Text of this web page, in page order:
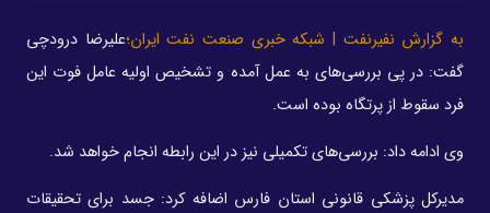
به گزارش نفیرنفت | شبکه خبری صنعت نفت ایران؛علیرضا درودچی
گفت: در پی بررسی‌های به عمل آمده و تشخیص اولیه عامل فوت این
فرد سقوط از پرتگاه بوده است.
وی ادامه داد: بررسی‌های تکمیلی نیز در این رابطه انجام خواهد شد.
مدیرکل پزشکی قانونی استان فارس اضافه کرد: جسد برای تحقیقات